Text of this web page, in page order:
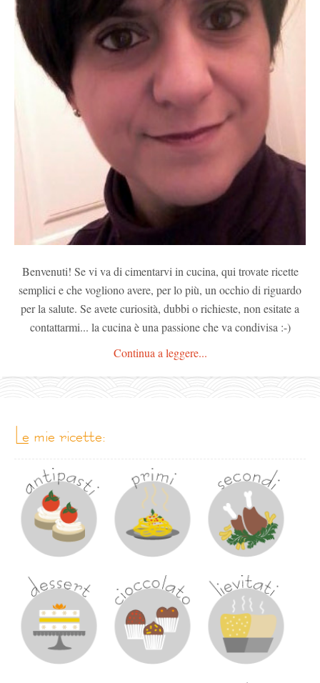
Benvenuti! Se vi va di cimentarvi in cucina, qui trovate ricette
semplici e che vogliono avere, per lo più, un occhio di riguardo
per la salute. Se avete curiosità, dubbi o richieste, non esitate a
contattarmi... la cucina è una passione che va condivisa :-)
Continua a leggere...
le mie ricette: